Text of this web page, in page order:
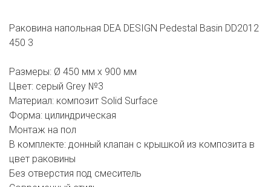
Раковина напольная DEA DESIGN Pedestal Basin DD2012
450 3
Размеры: Ø 450 мм х 900 мм
Цвет: серый Grey №3
Материал: композит Solid Surface
Форма: цилиндрическая
Монтаж на пол
В комплекте: донный клапан с крышкой из композита в
цвет раковины
Без отверстия под смеситель